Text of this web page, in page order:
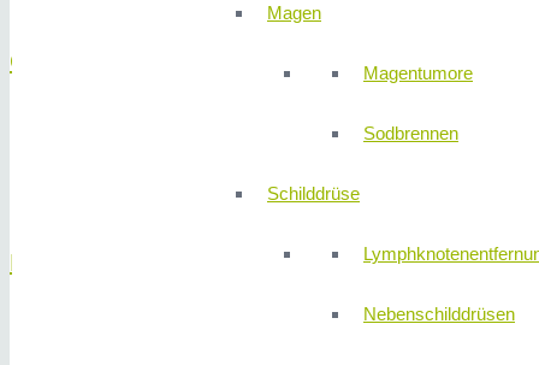
Magen
Magentumore
Sodbrennen
Schilddrüse
Nebenschilddrüsen
Galle
Hernien